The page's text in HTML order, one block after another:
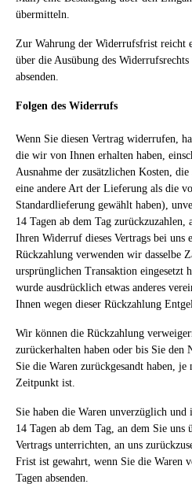
übermitteln.
Zur Wahrung der Widerrufsfrist reicht
über die Ausübung des
absenden.
Folgen des Widerrufs
Wenn Sie diesen Vertrag widerrufen,
die wir von Ihnen erhalten haben,
Ausnahme der zusätzlichen Kosten, die
eine andere Art der Lieferung als die
Standardlieferung gewählt haben),
14 Tagen ab dem Tag
Ihren Widerruf dieses Vertrags bei uns
Rückzahlung verwenden wir dasselbe
ursprünglichen Transaktion eingesetzt
wurde ausdrücklich etwas anderes
Ihnen wegen dieser Rückzahlung
Wir können die Rückzahlung
zurückerhalten haben oder bis Sie den
Sie die Waren zurückgesandt haben,
Zeitpunkt ist.
Sie haben die Waren unverzüglich und
14 Tagen ab dem Tag, an dem Sie uns
Vertrags unterrichten, an uns
Frist ist gewahrt, wenn Sie die Waren
Tagen absenden.